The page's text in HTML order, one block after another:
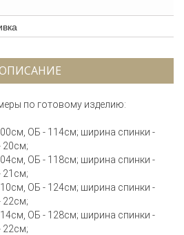
по готовому изделию:
ОБ - 114см; ширина спинки -
20см;
ОБ - 118см; ширина спинки -
21см;
ОБ - 124см; ширина спинки -
22см;
ОБ - 128см; ширина спинки -
22см;